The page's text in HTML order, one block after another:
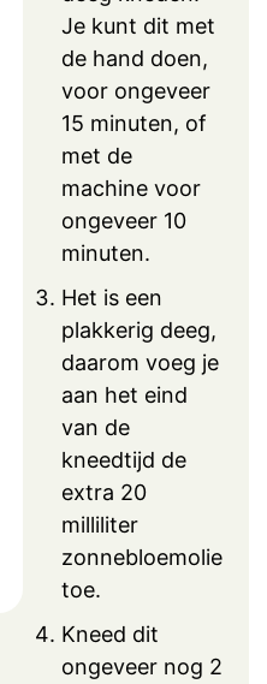
Je kunt dit met
de hand doen,
voor ongeveer
15 minuten, of
met de
machine voor
ongeveer 10
minuten.
Het is een
plakkerig deeg,
daarom voeg je
aan het eind
van de
kneedtijd de
extra 20
milliliter
zonnebloemolie
toe.
Kneed dit
ongeveer nog 2